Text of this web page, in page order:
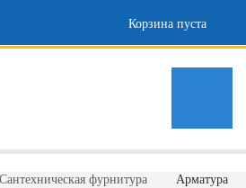
Корзина пуста
Сантехническая фурнитура
Арматура